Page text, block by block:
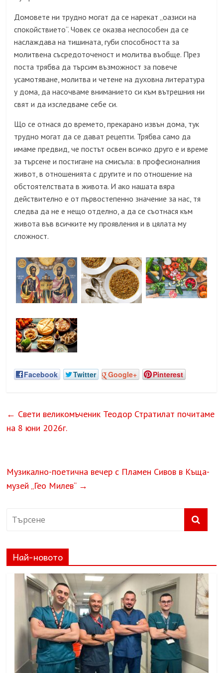
Домовете ни трудно могат да се нарекат „оазиси на
спокойствието“. Човек се оказва неспособен да се
наслаждава на тишината, губи способността за
молитвена съсредоточеност и молитва въобще. През
поста трябва да търсим възможност за повече
усамотяване, молитва и четене на духовна литература
у дома, да насочваме вниманието си към вътрешния ни
свят и да изследваме себе си.
Що се отнася до времето, прекарано извън дома, тук
трудно могат да се дават рецепти. Трябва само да
имаме предвид, че постът освен всичко друго е и време
за търсене и постигане на смисъла: в професионалния
живот, в отношенията с другите и по отношение на
обстоятелствата в живота. И ако нашата вяра
действително е от първостепенно значение за нас, тя
следва да не е нещо отделно, а да се съотнася към
живота във всичките му проявления и в цялата му
сложност.
Facebook Twitter Google+ Pinterest
← Свети великомъченик Теодор Стратилат почитаме
на 8 юни 2026г.
Музикално-поетична вечер с Пламен Сивов в Къща-
музей „Гео Милев“ →
Най-новото